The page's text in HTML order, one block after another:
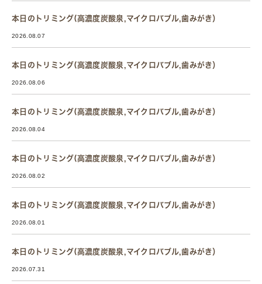
本日のトリミング(高濃度炭酸泉,マイクロバブル,歯みがき）
2026.08.07
本日のトリミング(高濃度炭酸泉,マイクロバブル,歯みがき）
2026.08.06
本日のトリミング(高濃度炭酸泉,マイクロバブル,歯みがき）
2026.08.04
本日のトリミング(高濃度炭酸泉,マイクロバブル,歯みがき）
2026.08.02
本日のトリミング(高濃度炭酸泉,マイクロバブル,歯みがき）
2026.08.01
本日のトリミング(高濃度炭酸泉,マイクロバブル,歯みがき）
2026.07.31